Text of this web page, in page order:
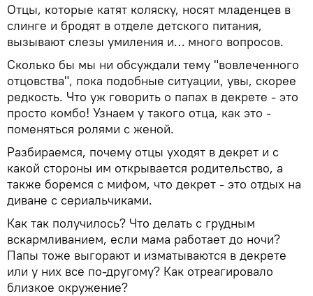
Отцы, которые катят коляску, носят младенцев в
слинге и бродят в отделе детского питания,
вызывают слезы умиления и… много вопросов.
Сколько бы мы ни обсуждали тему "вовлеченного
отцовства", пока подобные ситуации, увы, скорее
редкость. Что уж говорить о папах в декрете - это
просто комбо! Узнаем у такого отца, как это -
поменяться ролями с женой.
Разбираемся, почему отцы уходят в декрет и с
какой стороны им открывается родительство, а
также боремся с мифом, что декрет - это отдых на
диване с сериальчиками.
Как так получилось? Что делать с грудным
вскармливанием, если мама работает до ночи?
Папы тоже выгорают и изматываются в декрете
или у них все по-другому? Как отреагировало
близкое окружение?